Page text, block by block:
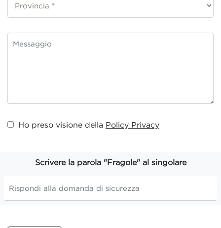
Ho preso visione della Policy Privacy
Scrivere la parola "Fragole" al singolare